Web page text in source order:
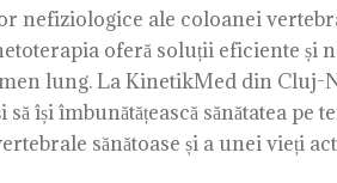
nefiziologice ale coloanei
oferă soluții eficiente
lung. La KinetikMed din Cluj-
își îmbunătățească sănătatea
sănătoase și a unei vieți